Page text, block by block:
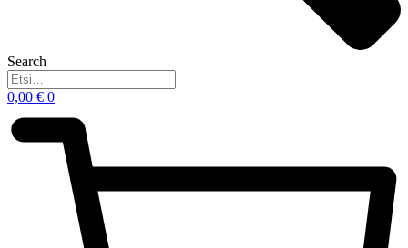
Search
0,00 € 0